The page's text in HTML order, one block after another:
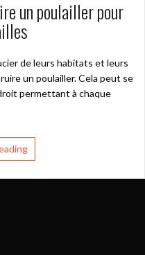
un poulailler pour
de leurs habitats et leurs
un poulailler. Cela peut se
permettant à chaque